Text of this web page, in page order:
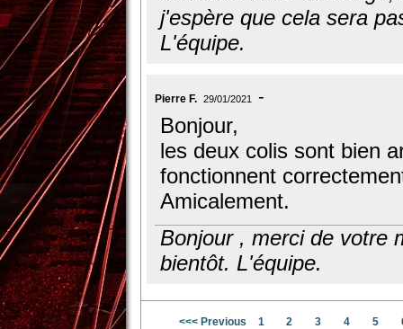
j'espère que cela sera
L'équipe.
Pierre F. 29/01/2021
Bonjour,
les deux colis sont bien
fonctionnent
Amicalement.
Bonjour , merci de votre
bientôt. L'équipe.
<<< Previous 1 2 3 4 5